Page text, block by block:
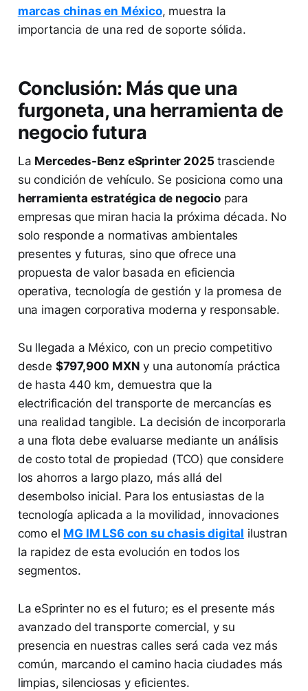
marcas chinas en México, muestra la
importancia de una red de soporte sólida.
Conclusión: Más que una
furgoneta, una herramienta de
negocio futura
La Mercedes-Benz eSprinter 2025 trasciende
su condición de vehículo. Se posiciona como una
herramienta estratégica de negociopara
empresas que miran hacia la próxima década. No
solo responde a normativas ambientales
presentes y futuras, sino que ofrece una
propuesta de valor basada en eficiencia
operativa, tecnología de gestión y la promesa de
una imagen corporativa moderna y responsable.
Su llegada a México, con un precio competitivo
desde $797,900 MXN y una autonomía práctica
de hasta 440 km, demuestra que la
electrificación del transporte de mercancías es
una realidad tangible. La decisión de incorporarla
a una flota debe evaluarse mediante un análisis
de costo total de propiedad (TCO) que considere
los ahorros a largo plazo, más allá del
desembolso inicial. Para los entusiastas de la
tecnología aplicada a la movilidad, innovaciones
como el MG IM LS6 con su chasis digital ilustran
la rapidez de esta evolución en todos los
segmentos.
La eSprinter no es el futuro; es el presente más
avanzado del transporte comercial, y su
presencia en nuestras calles será cada vez más
común, marcando el camino hacia ciudades más
limpias, silenciosas y eficientes.